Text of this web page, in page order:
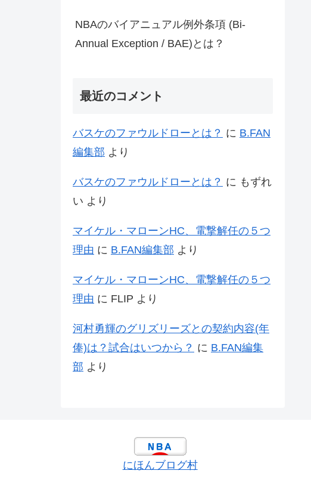
NBAのバイアニュアル例外条項 (Bi-
Annual Exception / BAE)とは？
最近のコメント
バスケのファウルドローとは？ に B.FAN
編集部 より
バスケのファウルドローとは？ に もずれ
い より
マイケル・マローンHC、電撃解任の５つ
理由 に B.FAN編集部 より
マイケル・マローンHC、電撃解任の５つ
理由 に FLIP より
河村勇輝のグリズリーズとの契約内容(年
俸)は？試合はいつから？ に B.FAN編集
部 より
にほんブログ村